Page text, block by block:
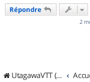
Répondre
2
UtagawaVTT (Randos VTT et VTTAE avec traces GPS)